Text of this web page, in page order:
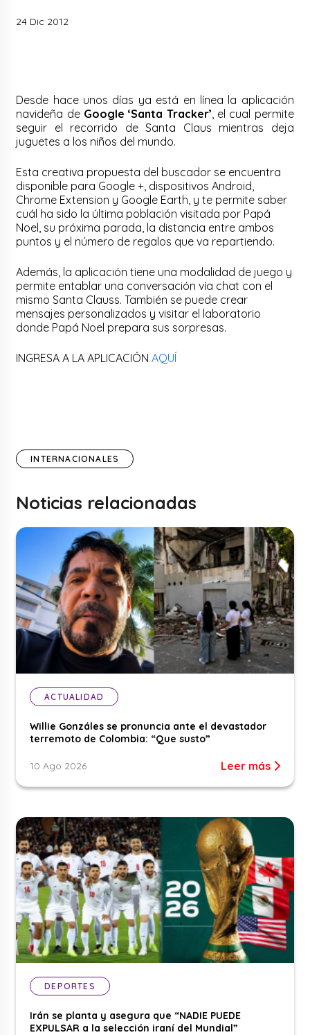
24 Dic 2012
Desde hace unos días ya está en línea la aplicación
navideña de Google ‘Santa Tracker’, el cual permite
seguir el recorrido de Santa Claus mientras deja
juguetes a los niños del mundo.
Esta creativa propuesta del buscador se encuentra
disponible para Google +, dispositivos Android,
Chrome Extension y Google Earth, y te permite saber
cuál ha sido la última población visitada por Papá
Noel, su próxima parada, la distancia entre ambos
puntos y el número de regalos que va repartiendo.
Además, la aplicación tiene una modalidad de juego y
permite entablar una conversación vía chat con el
mismo Santa Clauss. También se puede crear
mensajes personalizados y visitar el laboratorio
donde Papá Noel prepara sus sorpresas.
INGRESA A LA APLICACIÓNAQUÍ
INTERNACIONALES
Noticias relacionadas
ACTUALIDAD
Willie Gonzáles se pronuncia ante el devastador
terremoto de Colombia: “Que susto”
10 Ago 2026 Leer más
DEPORTES
Irán se planta y asegura que “NADIE PUEDE
EXPULSAR a la selección iraní del Mundial”